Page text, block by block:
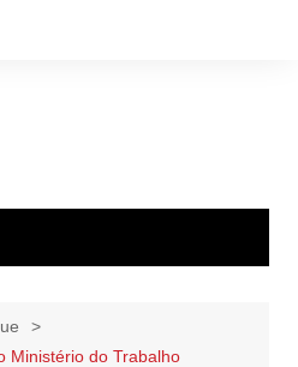
Ministério do Trabalho